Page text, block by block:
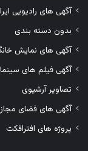
آگهی های رادیویی
بدون دسته بندی
آگهی های نمایش
آگهی فیلم های
تصاویر آرشیوی
آگهی های فضای
پروژه های افترافکت